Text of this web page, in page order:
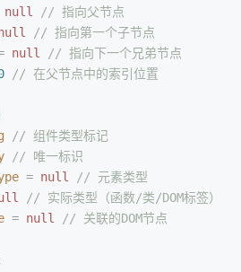
null
// 指向父节点
// 指向第一个子节点
null
// 指向下一个兄弟节点
// 在父节点中的索引位置
// 组件类型标记
// 唯一标识
= null
// 元素类型
// 实际类型（函数/类/DOM标签）
= null // 关联的DOM节点